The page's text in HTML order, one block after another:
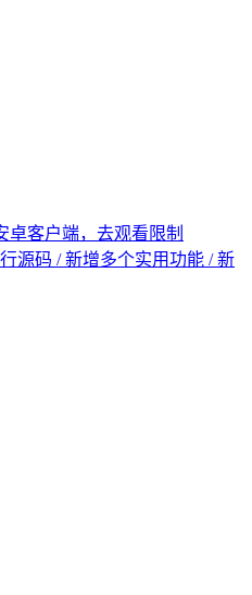
卓客户端，去观看限制